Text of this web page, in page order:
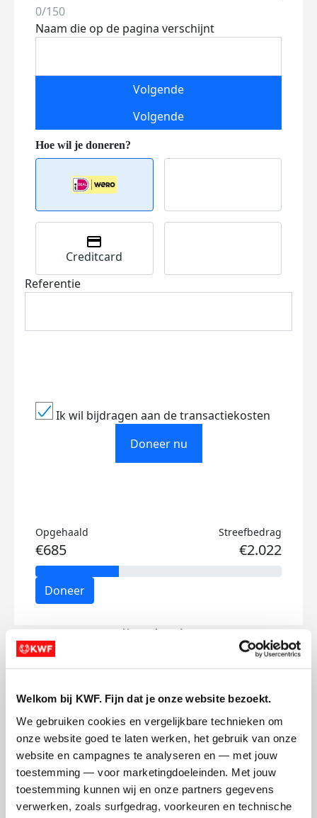
Welkom bij KWF. Fijn dat je onze website bezoekt.
We gebruiken cookies en vergelijkbare technieken om
onze website goed te laten werken, het gebruik van onze
website en campagnes te analyseren en — met jouw
toestemming — voor marketingdoeleinden. Met jouw
toestemming kunnen wij en onze partners gegevens
verwerken, zoals surfgedrag, voorkeuren en technische
0/150
Naam die op de pagina verschijnt
Volgende
Volgende
Creditcard
Referentie
Ik wil bijdragen aan de transactiekosten
Doneer nu
Opgehaald
€685
Streefbedrag
€2.022
Doneer
Julia's badges